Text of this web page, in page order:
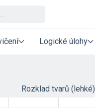
Logické úlohy
Rozklad tvarů (lehké)